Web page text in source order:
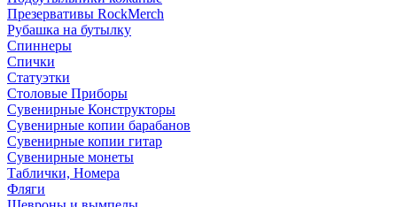
Презервативы RockMerch
Рубашка на бутылку
Спиннеры
Спички
Статуэтки
Столовые Приборы
Сувенирные Конструкторы
Сувенирные копии барабанов
Сувенирные копии гитар
Сувенирные монеты
Таблички, Номера
Фляги